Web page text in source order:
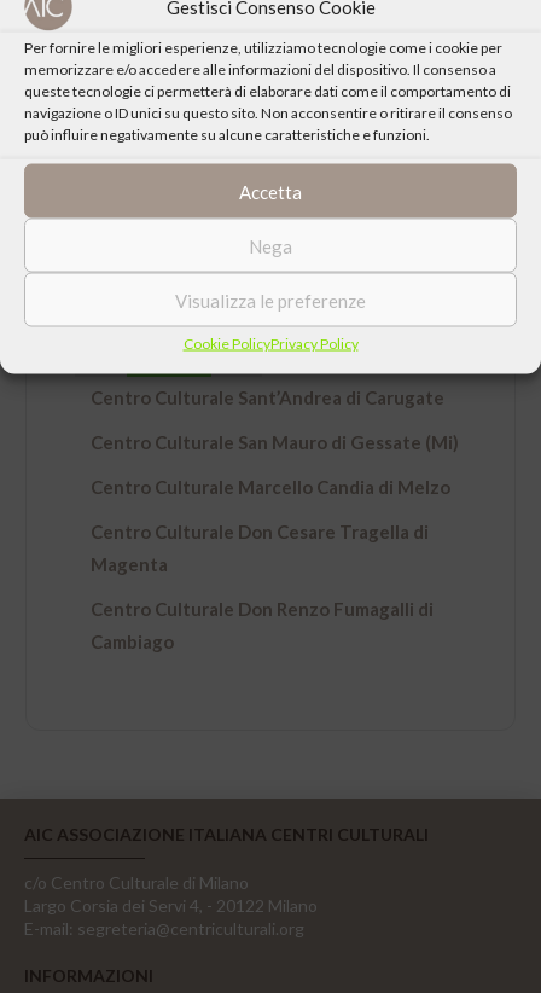
Gestisci Consenso Cookie
Per fornire le migliori esperienze, utilizziamo tecnologie come i cookie per
memorizzare e/o accedere alle informazioni del dispositivo. Il consenso a
queste tecnologie ci permetterà di elaborare dati come il comportamento di
navigazione o ID unici su questo sito. Non acconsentire o ritirare il consenso
può influire negativamente su alcune caratteristiche e funzioni.
Accetta
Nega
Visualizza le preferenze
Cookie PolicyPrivacy Policy
DATA
Lunedì 14 Febbraio 2022 ore 21:00
Cineteatro don Bosco, Via Pio XI, 34 Carugate
ORGANIZZATO DA
Centro Culturale Sant’Andrea di Carugate
Centro Culturale San Mauro di Gessate (Mi)
Centro Culturale Marcello Candia di Melzo
Centro Culturale Don Cesare Tragella di
Magenta
Centro Culturale Don Renzo Fumagalli di
Cambiago
AIC ASSOCIAZIONE ITALIANA CENTRI CULTURALI
c/o Centro Culturale di Milano
Largo Corsia dei Servi 4, - 20122 Milano
E-mail: segreteria@centriculturali.org
INFORMAZIONI